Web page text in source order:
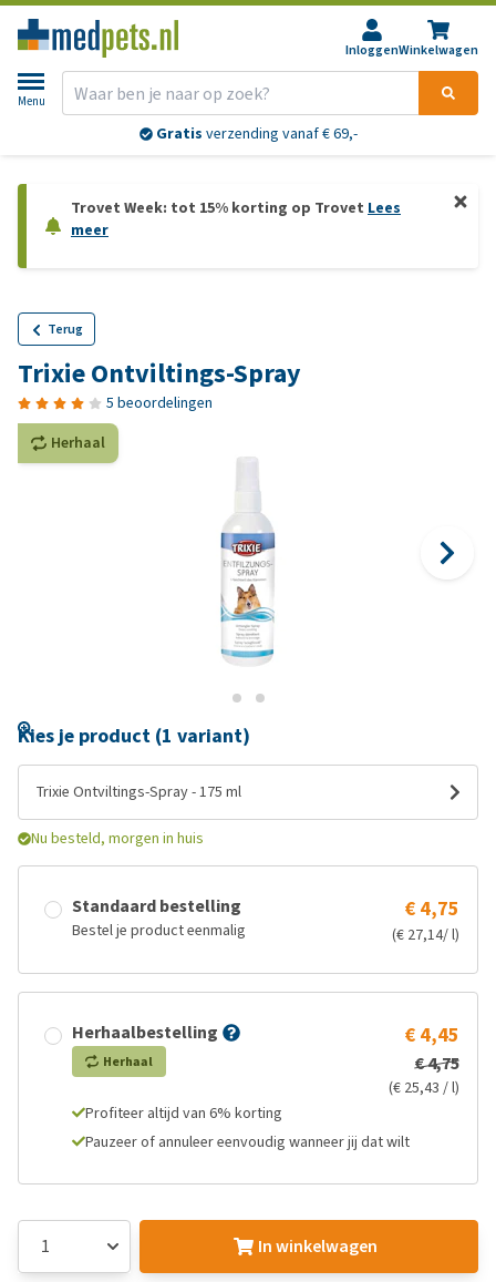
InloggenWinkelwagen
Menu
Gratis verzending vanaf € 69,-
Trovet Week: tot 15% korting op Trovet Lees
meer
Terug
Trixie Ontviltings-Spray
5 beoordelingen
Herhaal
Kies je product (1 variant)
Trixie Ontviltings-Spray - 175 ml
Nu besteld, morgen in huis
Standaard bestelling
Bestel je product eenmalig
€ 4,75
(€ 27,14/ l)
Herhaalbestelling
Herhaal
€ 4,45
€ 4,75
(€ 25,43 / l)
Profiteer altijd van 6% korting
Pauzeer of annuleer eenvoudig wanneer jij dat wilt
In winkelwagen